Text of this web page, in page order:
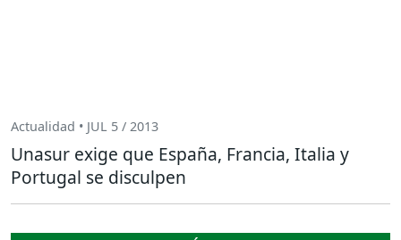
Actualidad • JUL 5 / 2013
Unasur exige que España, Francia, Italia y
Portugal se disculpen